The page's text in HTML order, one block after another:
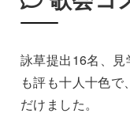
詠草提出16名、
も評も十人十色
だけました。